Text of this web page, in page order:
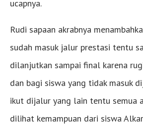
ucapnya.
Rudi sapaan akrabnya
sudah masuk jalur prestasi tentu
dilanjutkan sampai final karena
dan bagi siswa yang tidak masuk
ikut dijalur yang lain tentu semua
dilihat kemampuan dari siswa